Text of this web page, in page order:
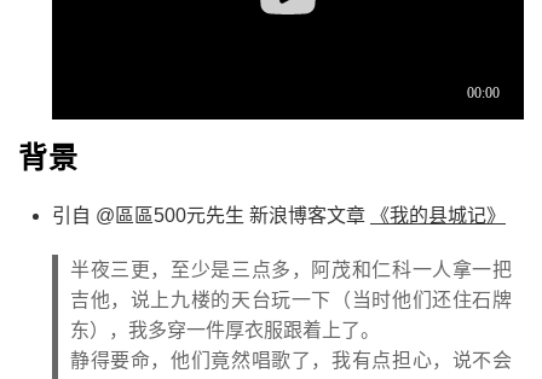
背景
引自 @區區500元先生 新浪博客文章 《我的县城记》
半夜三更，至少是三点多，阿茂和仁科一人拿一把
吉他，说上九楼的天台玩一下（当时他们还住石牌
东），我多穿一件厚衣服跟着上了。
静得要命，他们竟然唱歌了，我有点担心，说不会